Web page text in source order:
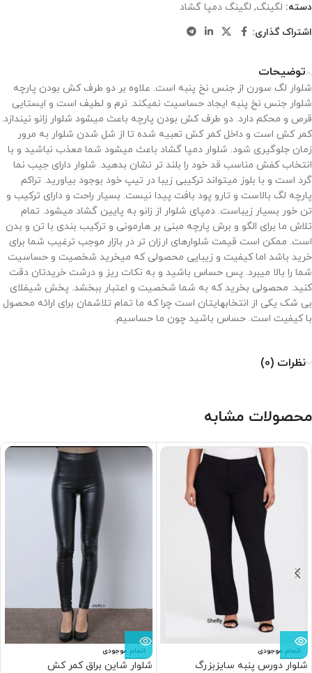
دسته: لگینگ, لگینگ دمپا گشاد
اشتراک گذاری:
توضیحات
شلوار لگ سورن از جنس نخ پنبه است. علاوه بر دو طرف کش بودن پارچه
شلوار جنس نخ پنبه ایجاد حساسیت نمیکند. نرم و لطیف است و ایستایی
قرص و محکم دارد. دو طرف کش بودن پارچه باعث میشود شلوار زانو نیندازد.
کمر کش است و داخل کمر کش تعبیه شده تا از شل شدن شلوار به مرور
زمان جلوگیری شود. شلوار دمپا گشاد باعث میشود شما معذب نباشید و با
انتخاب کفش مناسب قد خود را بلند تر نشان بدهید. شلوار دارای جیب نما
گرد است و با بلوز میتواند ترکیبی زیبا در تیپ خود بوجود بیاورید. تراکم
پارچه لگ بالاست و تارو پود بافت پیدا نیست. بسیار راحت و دارای ترکیب و
تن خور بسیار زیباست. دمپای شلوار از زانو به پایین گشاد میشود. تمام
تلاش ما برای الگو و برش پارچه مبنی بر هارمونی و ترکیب بندی با تن و بدن
است. ممکن است قیمت شلوارهای ارزان تر در بازار موجب ترغیب شما برای
خرید باشد اما کیفیت و زیبایی محصولی که میخرید شخصیت و حساسیت
شما را بالا میبرد. پس حساس باشید و به نکات ریز و درشت خریدتان دقت
کنید. محصولی بخرید که به شما شخصیت و اعتبار ببخشد. پخش شیفلای
بی شک یکی از انتخابهایتان است چرا که ما تمام تلاشمان برای ارائه محصول
با کیفیت است. حساس باشید چون ما حساسیم.
نظرات (0)
محصولات مشابه
اتمام موجودی
شلوار دورس پنبه سایزبزرگ
اتمام موجودی
شلوار شاین براق کمر کش